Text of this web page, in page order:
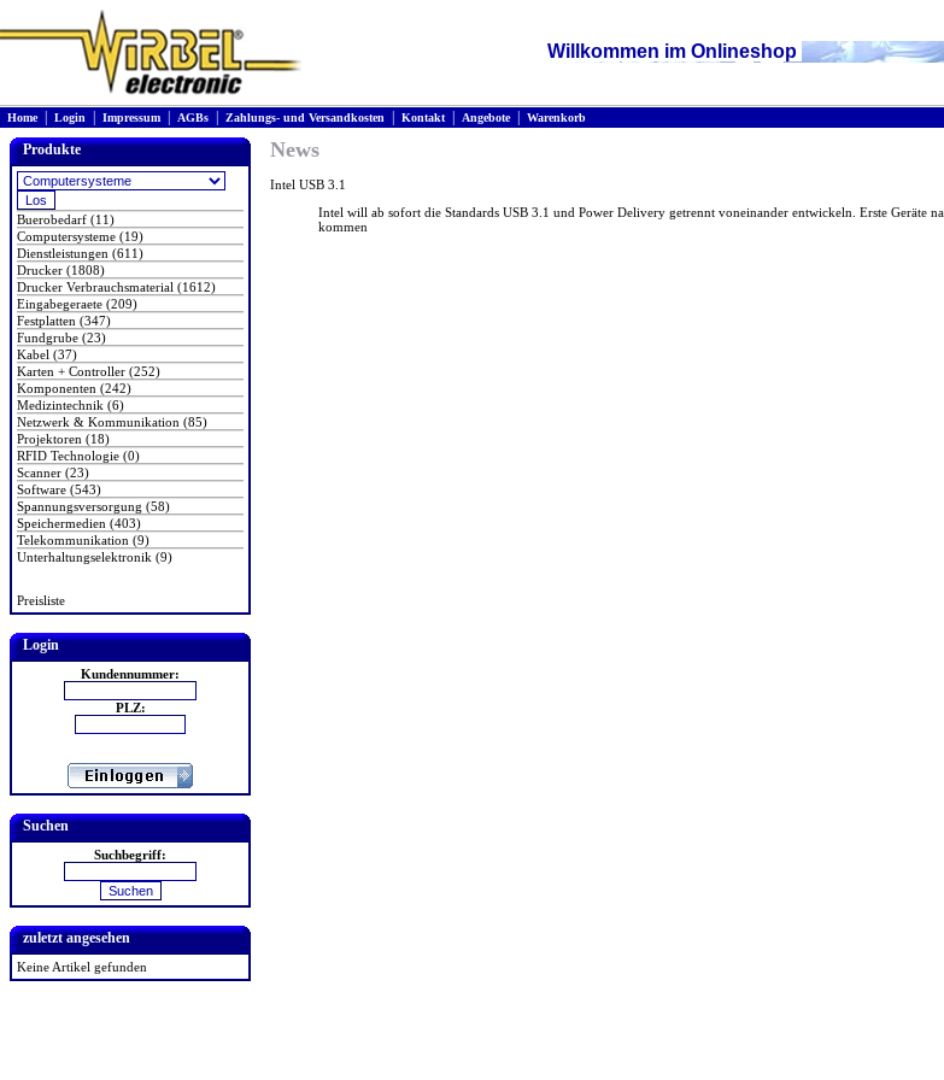
Willkommen im Onlineshop
Home| Login Impressum AGBs Zahlungs- und Versandkosten Kontakt| Angebote| Warenkorb
Produkte
Buerobedarf (11)
Computersysteme (19)
Dienstleistungen (611)
Drucker (1808)
Drucker Verbrauchsmaterial (1612)
Eingabegeraete (209)
Festplatten (347)
Fundgrube (23)
Kabel (37)
Karten + Controller (252)
Komponenten (242)
Medizintechnik (6)
Netzwerk & Kommunikation (85)
Projektoren (18)
RFID Technologie (0)
Scanner (23)
Software (543)
Spannungsversorgung (58)
Speichermedien (403)
Telekommunikation (9)
Unterhaltungselektronik (9)
Preisliste
Login
Kundennummer:
PLZ:
Suchen
Suchbegriff:
zuletzt angesehen
Keine Artikel gefunden
News
Intel USB 3.1
Intel will ab sofort die Standards USB 3.1 und Power Delivery getrennt voneinander entwickeln. Erste Geräte
kommen